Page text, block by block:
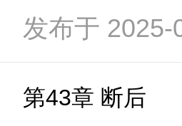
发布于 2025-
第43章 断后